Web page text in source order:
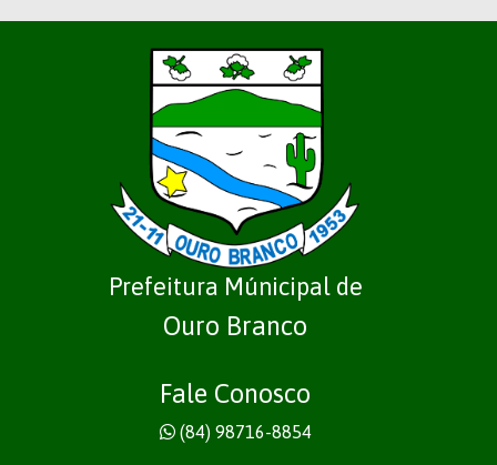
Prefeitura Múnicipal de
Ouro Branco
Fale Conosco
(84) 98716-8854